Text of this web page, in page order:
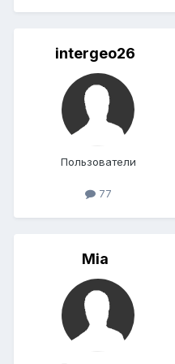
intergeo26
Пользователи
77
Mia